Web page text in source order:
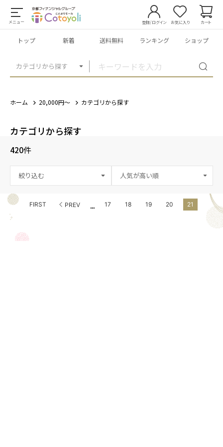
メニュー
カテゴリから探す
登録/ログイン お気に入り カート
トップ 新着 送料無料 ランキング ショップ
ホーム 20,000円～ カテゴリから探す
カテゴリから探す
420件
絞り込む
FIRST PREV ... 17 18 19 20 21